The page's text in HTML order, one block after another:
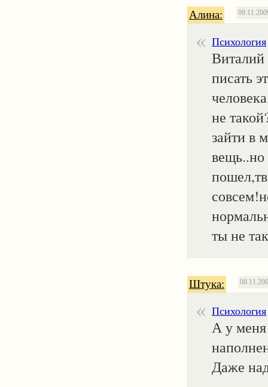
Алина:
Психология
Виталий
писать
не
зайти в
вещь..но
ты не
Штука:
Психология
А у меня
Даже